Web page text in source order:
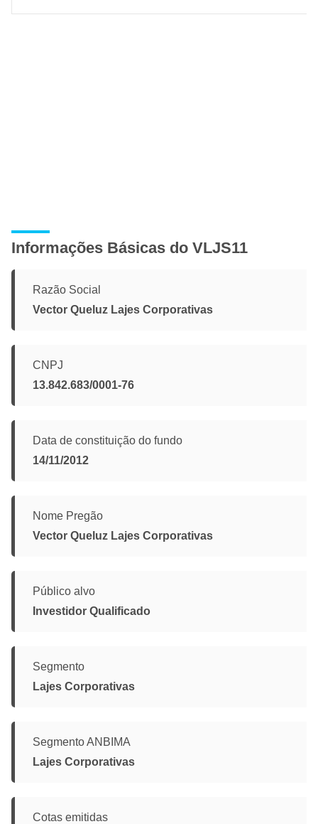
Informações Básicas do VLJS11
Razão Social
Vector Queluz Lajes Corporativas
CNPJ
13.842.683/0001-76
Data de constituição do fundo
14/11/2012
Nome Pregão
Vector Queluz Lajes Corporativas
Público alvo
Investidor Qualificado
Segmento
Lajes Corporativas
Segmento ANBIMA
Lajes Corporativas
Cotas emitidas